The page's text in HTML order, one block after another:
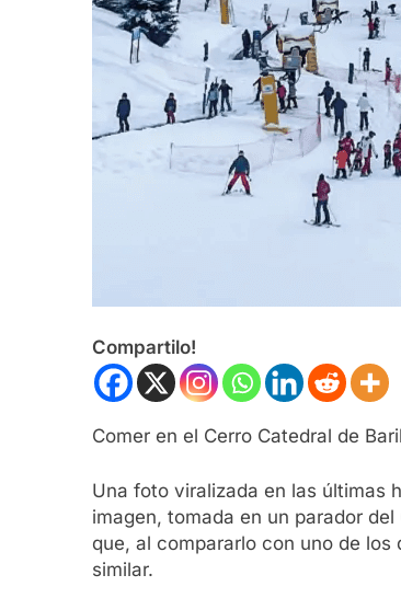
Compartilo!
Comer en el Cerro Catedral de
Una foto viralizada en las últimas
imagen, tomada en un parador
que, al compararlo con uno de
similar.